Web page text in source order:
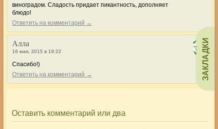
ЗАКЛАДКИ
виноградом. Сладость придает пикантность, дополняет
блюдо!
Ответить на комментарий →
Алла
16 мая, 2015 в 19:22
Спасибо!)
Ответить на комментарий →
Оставить комментарий или два